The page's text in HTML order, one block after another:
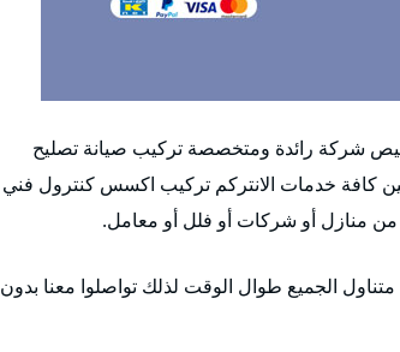
شركة رائدة ومتخصصة تركيب صيانة تصليح
كافة خدمات الانتركم تركيب اكسس كنترول فني
منازل أو شركات أو فلل أو معامل.
وعلى مدار 24 ساعة ورقمنا في متناول الجميع طوال الوقت لذلك تواصلوا معنا بدون